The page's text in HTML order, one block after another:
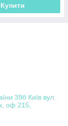
Купити
39б Київ вул.
оф 215,